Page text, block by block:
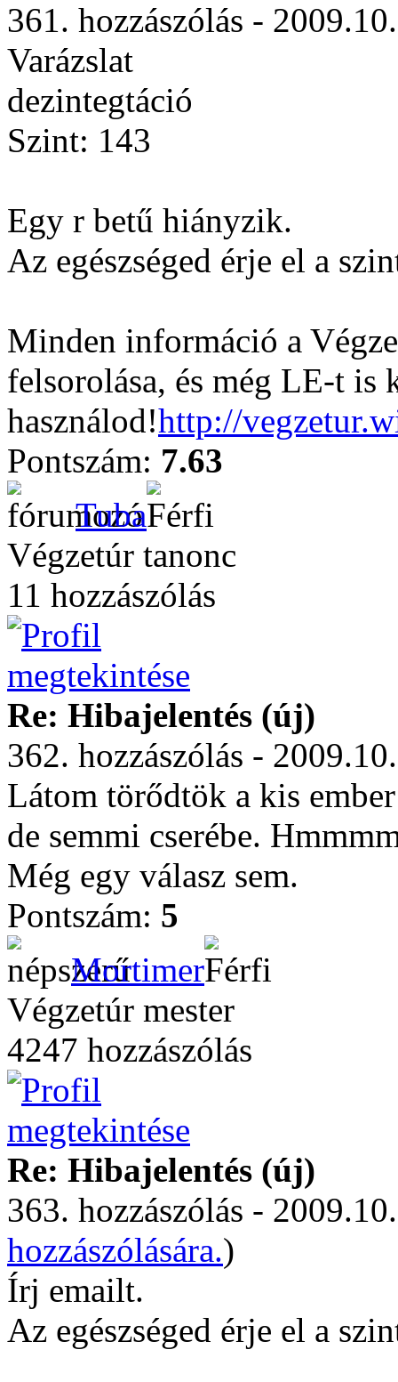
361. hozzászólás -
Varázslat
dezintegtáció
Szint: 143
Egy r betű hiányzik.
Az egészséged érje el a
Minden információ a
felsorolása, és még LE-t is
használod!http://
Pontszám: 7.63
Tuba
Végzetúr tanonc
11 hozzászólás
Re: Hibajelentés (új)
362. hozzászólás -
Látom törődtök a kis
de semmi cserébe.
Még egy válasz sem.
Pontszám: 5
Mortimer
Végzetúr mester
4247 hozzászólás
Re: Hibajelentés (új)
363. hozzászólás -
hozzászólására.)
Írj emailt.
Az egészséged érje el a